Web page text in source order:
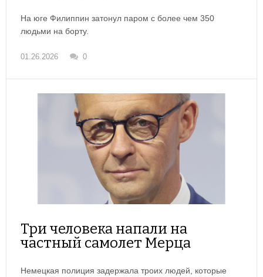
На юге Филиппин затонул паром с более чем 350
людьми на борту.
01.26.2026 0
Три человека напали на
частный самолет Мерца
Немецкая полиция задержала троих людей, которые